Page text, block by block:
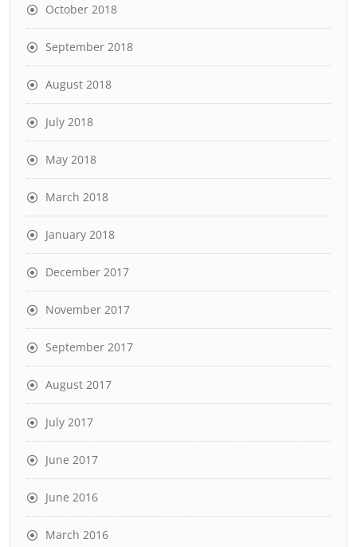
October 2018
September 2018
August 2018
July 2018
May 2018
March 2018
January 2018
December 2017
November 2017
September 2017
August 2017
July 2017
June 2017
June 2016
March 2016